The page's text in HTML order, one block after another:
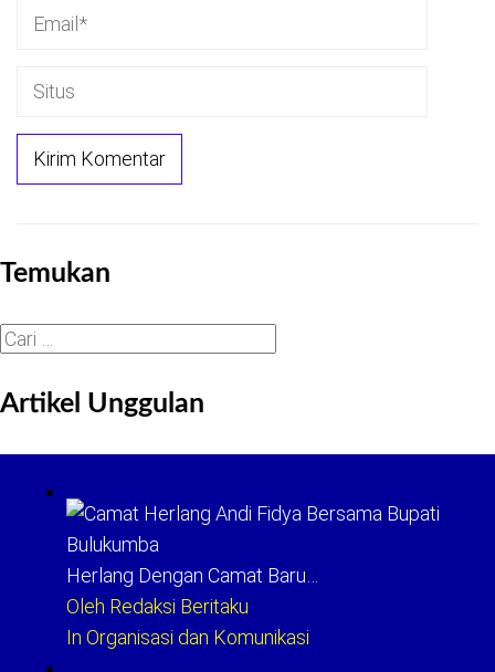
Temukan
Cari
Artikel Unggulan
Herlang Dengan Camat Baru…
Oleh Redaksi Beritaku
In Organisasi dan Komunikasi